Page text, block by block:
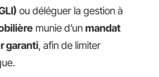
ou déléguer la gestion à
munie d’un mandat
garanti, afin de limiter